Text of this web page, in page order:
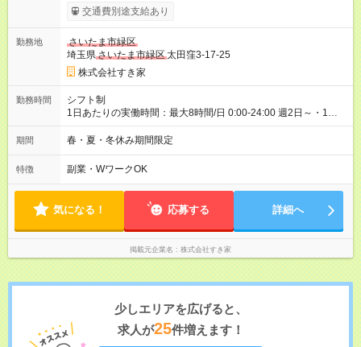
1500円 高校生時給：1150円 【特別手当】早朝手当（5：00-9：
00）時給+150円 【試用期間】試用期間あり 試用期間の長さ：1
30日（※条件変更なし）ですが、切り上げで一ヶ月とさせてい
ただきます。 研修制度あり：15時間(研修中も同時給）
交通費別途支給あり
勤務地
さいたま市緑区
埼玉県さいたま市緑区太田窪3-17-25
株式会社すき家
勤務時間
シフト制
1日あたりの実働時間：最大8時間/日 0:00-24:00 週2日～・1日
2h～OK ＜シフト例＞ 〇朝帯 5:00-9:00 〇昼帯 9:00-14:00 〇午
後帯 14:00-18:00 〇夜帯 18:00-22:00 〇深夜帯 22:00-翌5:00 基
ます♪
期間 春・夏・冬休み期間限定
特徴 副業・WワークOK
気になる！ 応募する 詳細へ
掲載元企業名 株式会社すき家
少しエリアを広げると、
求人が25件増えます！